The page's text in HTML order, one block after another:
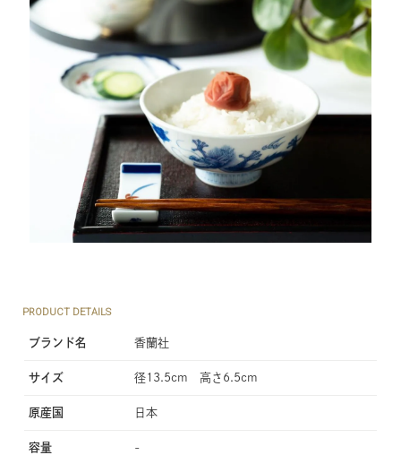
PRODUCT DETAILS
ブランド名 香蘭社
サイズ 径13.5cm 高さ6.5cm
原産国 日本
容量 -